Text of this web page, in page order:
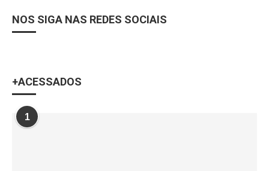
NOS SIGA NAS REDES SOCIAIS
+ACESSADOS
1